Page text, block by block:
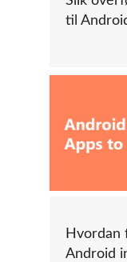
til
Hvordan
Android